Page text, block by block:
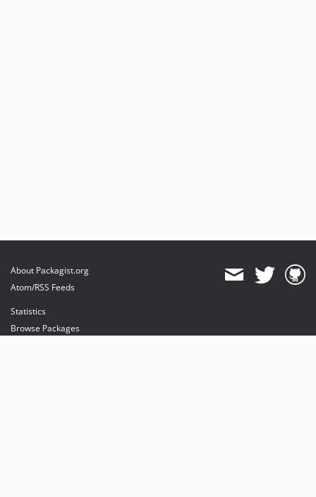
About Packagist.org
Atom/RSS Feeds
Statistics
Browse Packages